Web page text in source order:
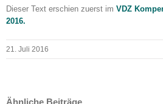
Dieser Text erschien zuerst im VDZ
2016.
21. Juli 2016
Ähnliche Beiträge